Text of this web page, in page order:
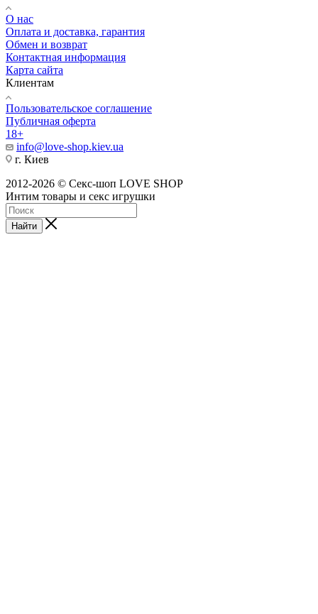
О нас
Оплата и доставка, гарантия
Обмен и возврат
Контактная информация
Карта сайта
Клиентам
Пользовательское соглашение
Публичная оферта
18+
info@love-shop.kiev.ua
г. Киев
2012-2026 © Секс-шоп LOVE SHOP
Интим товары и секс игрушки
Найти